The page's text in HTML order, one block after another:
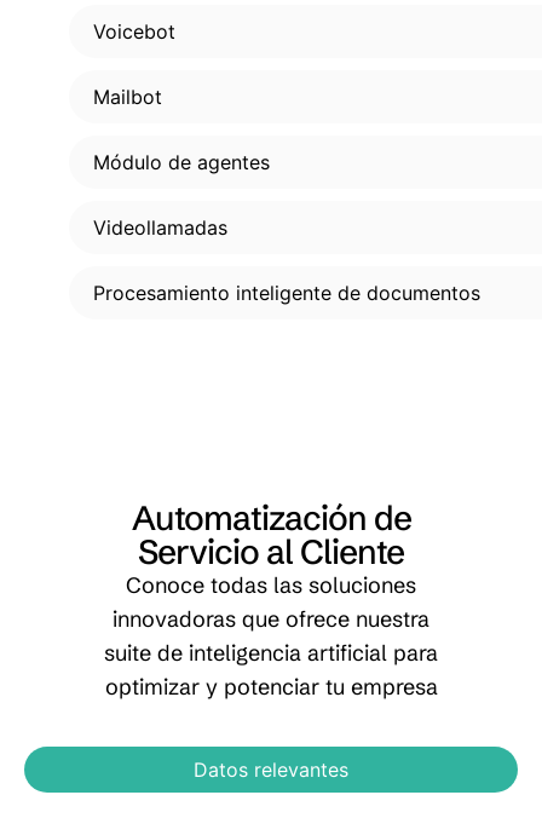
Voicebot
Mailbot
Módulo de agentes
Videollamadas
Procesamiento inteligente de documentos
Automatización de
Servicio al Cliente
Conoce todas las soluciones
innovadoras que ofrece nuestra
suite de inteligencia artificial para
optimizar y potenciar tu empresa
Datos relevantes